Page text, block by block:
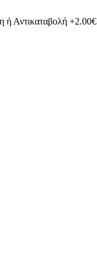
ή Αντικαταβολή +2.00€